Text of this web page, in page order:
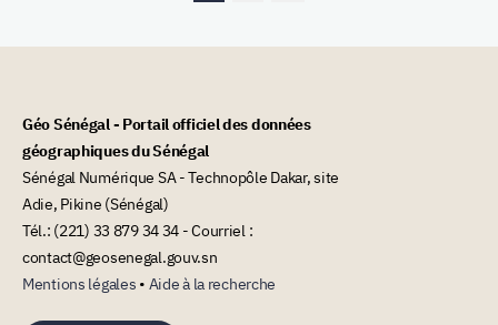
Géo Sénégal - Portail officiel des données
géographiques du Sénégal
Sénégal Numérique SA - Technopôle Dakar, site
Adie, Pikine (Sénégal)
Tél.: (221) 33 879 34 34 - Courriel :
contact@geosenegal.gouv.sn
Mentions légales • Aide à la recherche